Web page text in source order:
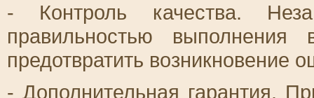
- Контроль качества.
правильностью
предотвратить возникновение
- Дополнительная гарантия.